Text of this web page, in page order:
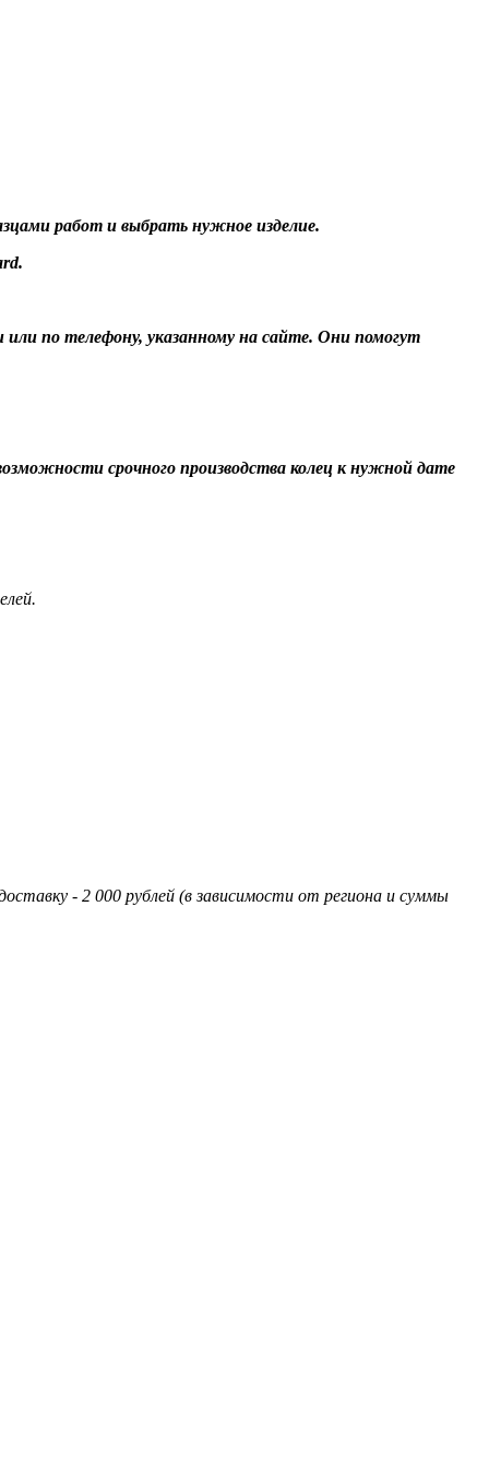
работ и выбрать нужное изделие.
или по телефону, указанному на сайте. Они помогут
срочного производства колец к нужной дате
- 2 000 рублей (в зависимости от региона и суммы